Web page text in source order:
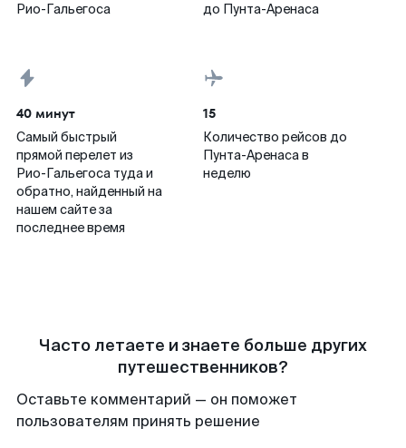
Рио-Гальегоса
до Пунта-Аренаса
40 минут
Самый быстрый
прямой перелет из
Рио-Гальегоса туда и
обратно, найденный на
нашем сайте за
последнее время
15
Количество рейсов до
Пунта-Аренаса в
неделю
Часто летаете и знаете больше других
путешественников?
Оставьте комментарий — он поможет
пользователям принять решение